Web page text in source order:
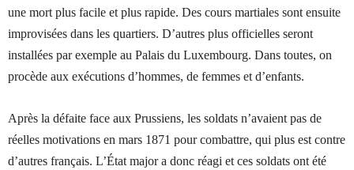
une mort plus facile et plus rapide. Des cours martiales sont ensuite
improvisées dans les quartiers. D’autres plus officielles seront
installées par exemple au Palais du Luxembourg. Dans toutes, on
procède aux exécutions d’hommes, de femmes et d’enfants.
Après la défaite face aux Prussiens, les soldats n’avaient pas de
réelles motivations en mars 1871 pour combattre, qui plus est contre
d’autres français. L’État major a donc réagi et ces soldats ont été